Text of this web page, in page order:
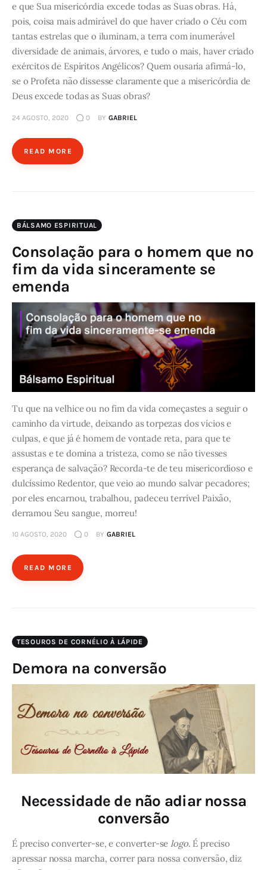
e que Sua misericórdia excede todas as Suas obras. Há,
pois, coisa mais admirável do que haver criado o Céu com
tantas estrelas que o iluminam, a terra com inumerável
diversidade de animais, árvores, e tudo o mais, haver criado
exércitos de Espíritos Angélicos? Quem ousaria afirmá-lo,
se o Profeta não dissesse claramente que a misericórdia de
Deus excede todas as Suas obras?
24 AGOSTO, 2020 0 BY GABRIEL
READ MORE
BÁLSAMO ESPIRITUAL
Consolação para o homem que no
fim da vida sinceramente se
emenda
Tu que na velhice ou no fim da vida começastes a seguir o
caminho da virtude, deixando as torpezas dos vícios e
culpas, e que já é homem de vontade reta, para que te
assustas e te domina a tristeza, como se não tivesses
esperança de salvação? Recorda-te de teu misericordioso e
dulcíssimo Redentor, que veio ao mundo salvar pecadores;
por eles encarnou, trabalhou, padeceu terrível Paixão,
derramou Seu sangue, morreu!
10 AGOSTO, 2020 0 BY GABRIEL
READ MORE
TESOUROS DE CORNÉLIO À LÁPIDE
Demora na conversão
Necessidade de não adiar nossa
conversão
É preciso converter-se, e converter-se logo. É preciso
apressar nossa marcha, correr para nossa conversão, diz